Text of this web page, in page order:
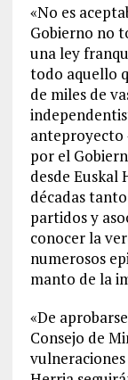
«No es
Gobierno no
una ley
todo aquello
de miles de
anteproyecto
por el
desde Euskal
décadas
partidos y
conocer la
numerosos
manto de la
«De
Consejo de